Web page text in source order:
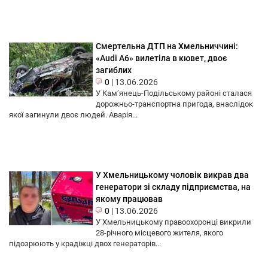
Смертельна ДТП на Хмельниччині:
«Audi A6» вилетіла в кювет, двоє
загиблих
0 | 13.06.2026
У Кам’янець-Подільському районі сталася
дорожньо-транспортна пригода, внаслідок
якої загинули двоє людей. Аварія...
У Хмельницькому чоловік викрав два
генератори зі складу підприємства, на
якому працював
0 | 13.06.2026
У Хмельницькому правоохоронці викрили
28-річного місцевого жителя, якого
підозрюють у крадіжці двох генераторів...